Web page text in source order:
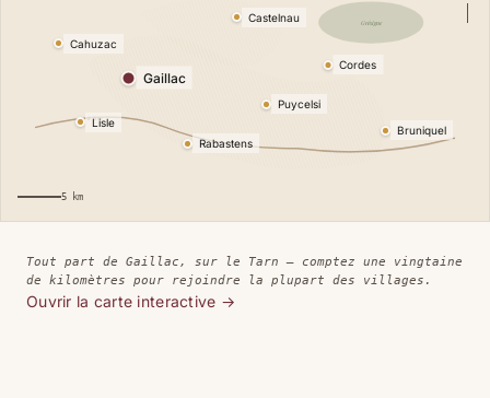
Grésigne
le Tarn
Gaillac
Cahuzac
Castelnau
Cordes
Lisle
Rabastens
Puycelsi
Bruniquel
5 km
Tout part de Gaillac, sur le Tarn — comptez une vingtaine
de kilomètres pour rejoindre la plupart des villages.
Ouvrir la carte interactive →